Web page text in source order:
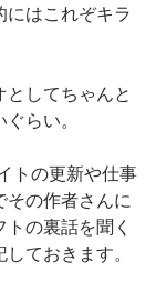
にはこれぞキラ
としてちゃんと
らい。
トの更新や仕事
その作者さんに
の裏話を聞く
ておきます。